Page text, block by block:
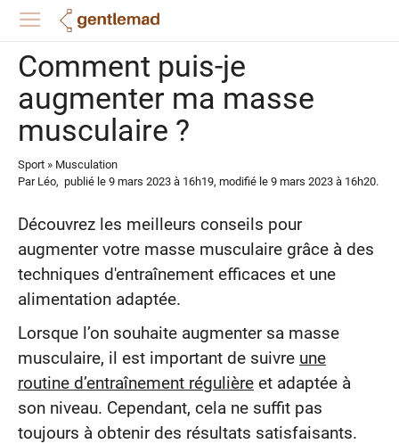
Comment puis-je
augmenter ma masse
musculaire ?
Sport » Musculation
Par Léo, publié le 9 mars 2023 à 16h19, modifié le 9 mars 2023 à 16h20.
Découvrez les meilleurs conseils pour
augmenter votre masse musculaire grâce à des
techniques d'entraînement efficaces et une
alimentation adaptée.
Lorsque l’on souhaite augmenter sa masse
musculaire, il est important de suivre une
routine d’entraînement régulière et adaptée à
son niveau. Cependant, cela ne suffit pas
toujours à obtenir des résultats satisfaisants.